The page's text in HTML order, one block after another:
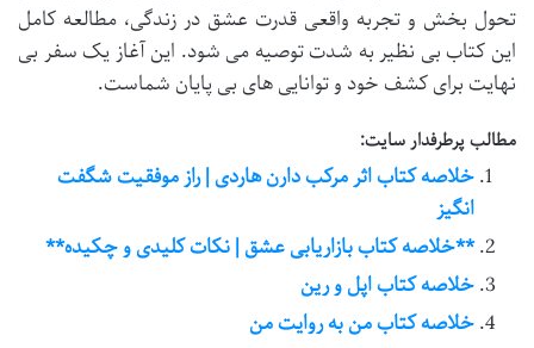
تحول بخش و تجربه واقعی قدرت عشق در زندگی، مطالعه کامل
این کتاب بی نظیر به شدت توصیه می شود. این آغاز یک سفر بی
نهایت برای کشف خود و توانایی های بی پایان شماست.
مطالب پرطرفدار سایت:
خلاصه کتاب اثر مرکب دارن هاردی | راز موفقیت شگفت
انگیز
**خلاصه کتاب بازاریابی عشق | نکات کلیدی و چکیده**
خلاصه کتاب اپل و رین
خلاصه کتاب من به روایت من